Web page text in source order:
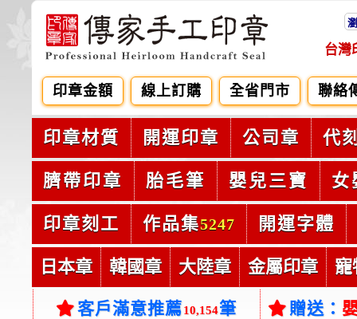
台灣
印章金額 線上訂購 全省門市 聯絡
印章材質 開運印章 公司章 代
臍帶印章 胎毛筆 嬰兒三寶 女
印章刻工 作品集5247 開運字體
日本章 韓國章 大陸章 金屬印章 寵
客戶滿意推薦10,154筆 贈送：